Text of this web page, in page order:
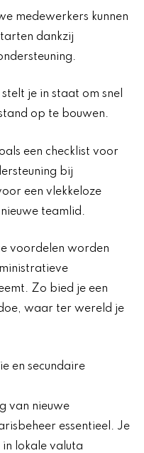
medewerkers kunnen
dankzij
je in staat om snel
op te bouwen.
een checklist voor
bij
een vlekkeloze
teamlid.
voordelen worden
Zo bied je een
waar ter wereld je
en secundaire
van nieuwe
essentieel. Je
lokale valuta